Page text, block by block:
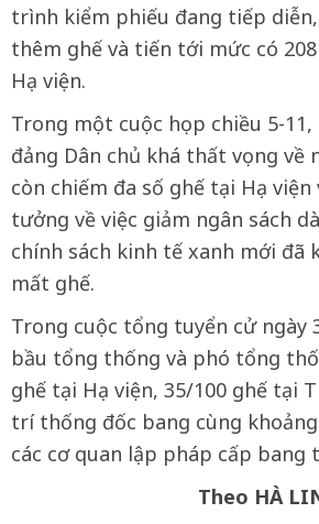
trình kiểm phiếu đang tiếp
thêm ghế và tiến tới mức có
Hạ viện.
Trong một cuộc họp chiều 5-11,
đảng Dân chủ khá thất vọng về
còn chiếm đa số ghế tại Hạ viện
tưởng về việc giảm ngân sách
chính sách kinh tế xanh mới đã
mất ghế.
Trong cuộc tổng tuyển cử ngày
bầu tổng thống và phó tổng
ghế tại Hạ viện, 35/100 ghế tại
trí thống đốc bang cùng
các cơ quan lập pháp cấp bang
Theo HÀ